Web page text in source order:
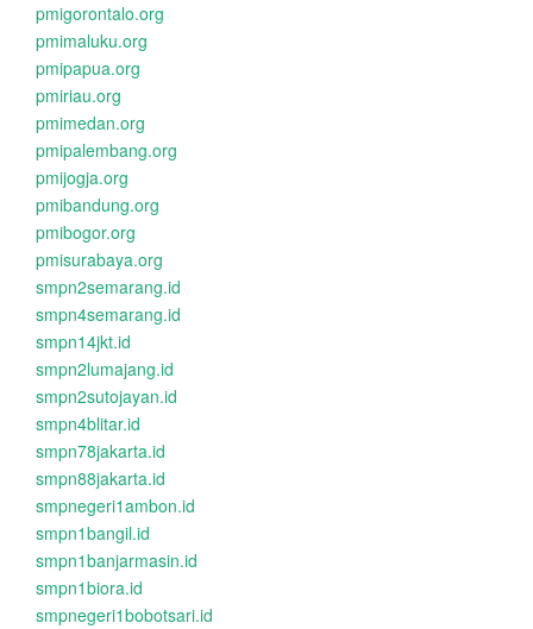
pmigorontalo.org
pmimaluku.org
pmipapua.org
pmiriau.org
pmimedan.org
pmipalembang.org
pmijogja.org
pmibandung.org
pmibogor.org
pmisurabaya.org
smpn2semarang.id
smpn4semarang.id
smpn14jkt.id
smpn2lumajang.id
smpn2sutojayan.id
smpn4blitar.id
smpn78jakarta.id
smpn88jakarta.id
smpnegeri1ambon.id
smpn1bangil.id
smpn1banjarmasin.id
smpn1biora.id
smpnegeri1bobotsari.id